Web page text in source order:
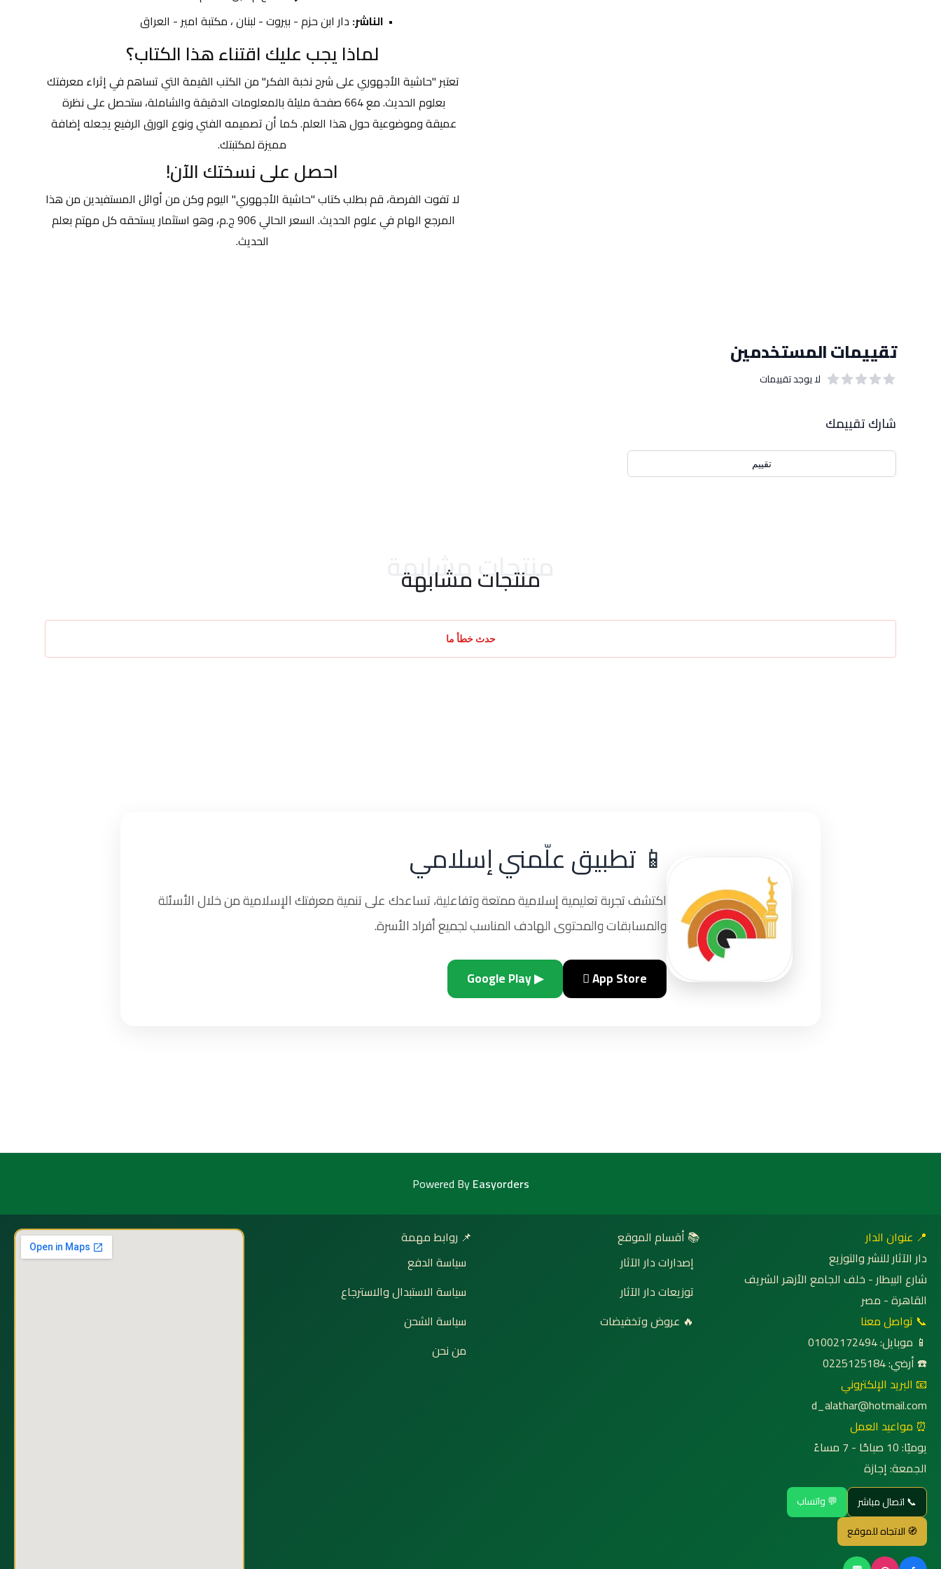
الناشر: دار ابن حزم - بيروت - لبنان ، مكتبة امير - العراق
لماذا يجب عليك اقتناء هذا الكتاب؟
مميزة لمكتبتك.
احصل على نسختك الآن!
الحديث.
تقييمات المستخدمين
لا يوجد تقييمات
شارك تقييمك
تقييم
منتجات مشابهة
منتجات مشابهة
حدث خطأ ما
📱 تطبيق علّمني إسلامي
اكتشف تجربة تعليمية إسلامية ممتعة وتفاعلية، تساعدك على تنمية معرفتك الإسلامية من خلال الأسئلة
والمسابقات والمحتوى الهادف المناسب لجميع أفراد الأسرة.
 App Store
▶ Google Play
Powered ByEasyorders
📍 عنوان الدار
دار الآثار للنشر والتوزيع
شارع البيطار - خلف الجامع الأزهر الشريف
القاهرة - مصر
📞 تواصل معنا
📱 موبايل: 01002172494
☎️ أرضي: 0225125184
📧 البريد الإلكتروني
d_alathar@hotmail.com
⏰ مواعيد العمل
يوميًا: 10 صباحًا - 7 مساءً
الجمعة: إجازة
📞 اتصال مباشر
💬 واتساب
🧭 الاتجاه للموقع
📚 أقسام الموقع
إصدارات دار الآثار
توزيعات دار الآثار
🔥 عروض وتخفيضات
📌 روابط مهمة
سياسة الدفع
سياسة الاستبدال والاسترجاع
سياسة الشحن
من نحن